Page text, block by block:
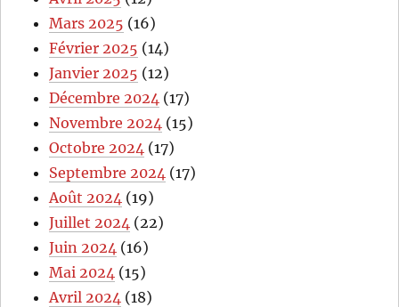
Mars 2025 (16)
Février 2025 (14)
Janvier 2025 (12)
Décembre 2024 (17)
Novembre 2024 (15)
Octobre 2024 (17)
Septembre 2024 (17)
Août 2024 (19)
Juillet 2024 (22)
Juin 2024 (16)
Mai 2024 (15)
Avril 2024 (18)